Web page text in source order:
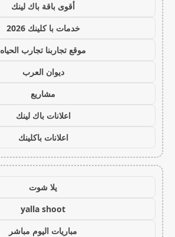
أقوى باقة باك لينك
خدمات با كلينك 2026
موقع تجاربنا تجارب الحياه
ديوان العرب
مشاريع
اعلانات باك لينك
اعلانات باكلينك
يلا شوت
yalla shoot
مباريات اليوم مباشر